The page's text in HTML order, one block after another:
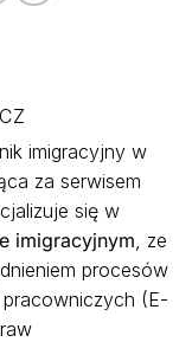
imigracyjny w
za serwisem
się w
imigracyjnym , ze
procesów
pracowniczych (E-